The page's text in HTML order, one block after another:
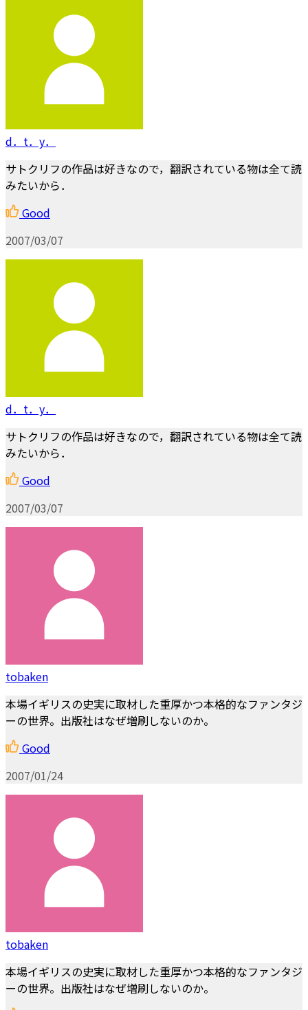
d．t．y．
サトクリフの作品は好きなので，翻訳されている物は全て読
みたいから．
Good
2007/03/07
d．t．y．
サトクリフの作品は好きなので，翻訳されている物は全て読
みたいから．
Good
2007/03/07
tobaken
本場イギリスの史実に取材した重厚かつ本格的なファンタジ
ーの世界。出版社はなぜ増刷しないのか。
Good
2007/01/24
tobaken
本場イギリスの史実に取材した重厚かつ本格的なファンタジ
ーの世界。出版社はなぜ増刷しないのか。